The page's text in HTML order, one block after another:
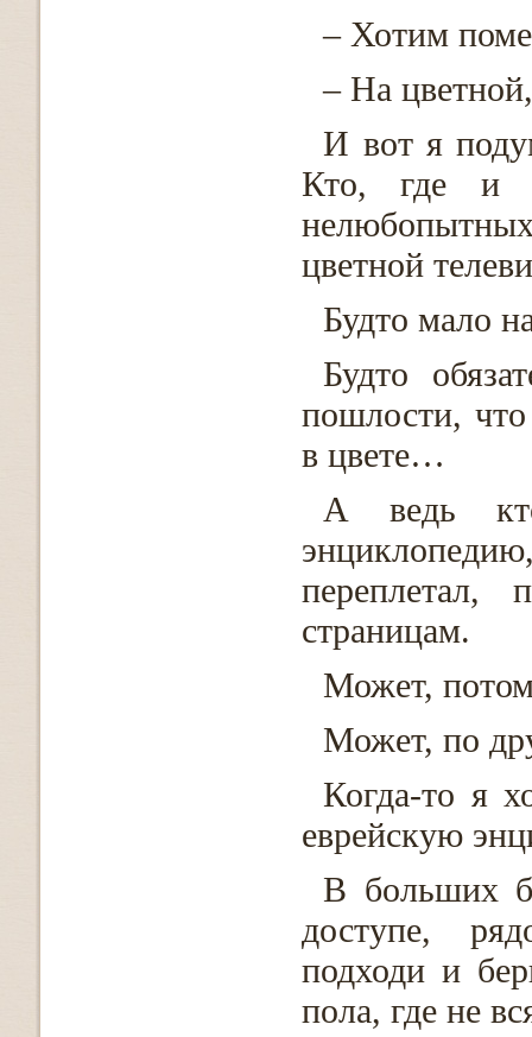
– Хотим
– На
И вот я
Кто, где и
цветной
Будто мало
Будто
пошлости,
в цвете…
А ведь
переплетал,
страницам.
Может,
Может, по
Когда-то я
еврейскую
В больших
доступе,
подходи и
пола, где не